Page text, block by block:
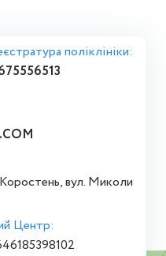
поліклініки:
вул. Миколи
Центр: